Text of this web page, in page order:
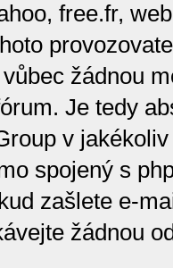
free.fr,
žádnou
Je tedy
v
spojený s
zašlete e-
žádnou